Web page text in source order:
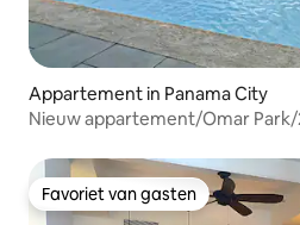
Appartement in Panama City
Nieuw appartement/Omar Park/
Favoriet van gasten
Favoriet van gasten